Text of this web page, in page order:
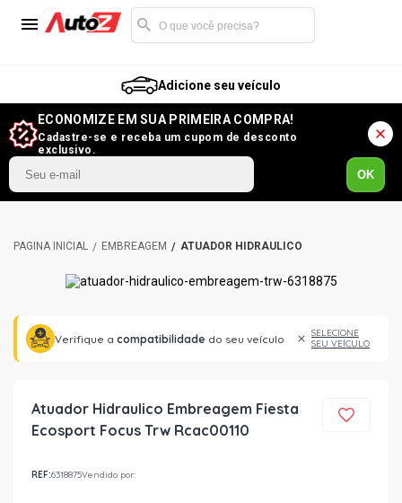
Adicione seu veículo
ECONOMIZE EM SUA PRIMEIRA COMPRA!
Cadastre-se e receba um cupom de desconto
exclusivo.
OK
EMBREAGEM ATUADOR HIDRÁULICO
Verifique a compatibilidade do seu veículo
SELECIONE
SEU VEÍCULO
Atuador Hidraulico Embreagem Fiesta
Ecosport Focus Trw Rcac00110
REF:6318875Vendido por: